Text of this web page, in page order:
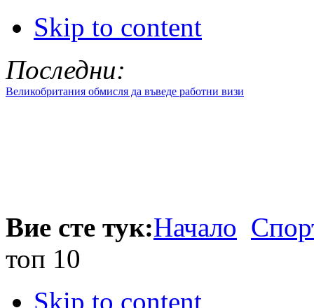
Skip to content
Последни:
Великобритания обмисля да въведе работни визи
Вие сте тук:Начало
топ 10
Skip to content